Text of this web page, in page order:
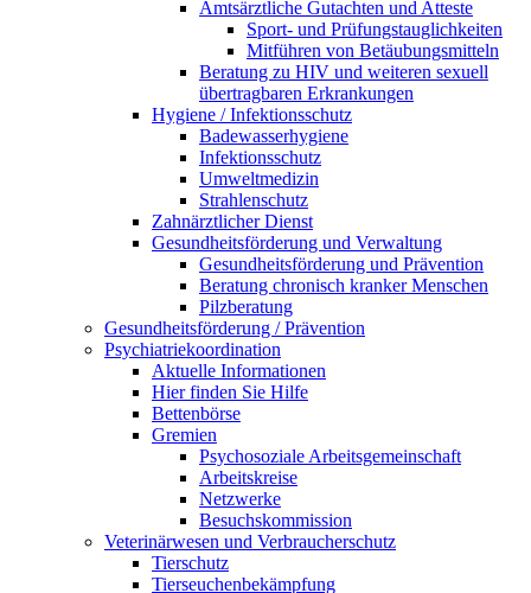
Amtsärztliche Gutachten und Atteste
Sport- und Prüfungstauglichkeiten
Mitführen von Betäubungsmitteln
Beratung zu HIV und weiteren sexuell
übertragbaren Erkrankungen
Hygiene / Infektionsschutz
Badewasserhygiene
Infektionsschutz
Umweltmedizin
Strahlenschutz
Zahnärztlicher Dienst
Gesundheitsförderung und Verwaltung
Gesundheitsförderung und Prävention
Beratung chronisch kranker Menschen
Pilzberatung
Gesundheits­förderung / Prävention
Psychiatriekoordination
Aktuelle Informationen
Hier finden Sie Hilfe
Bettenbörse
Gremien
Psychosoziale Arbeits­gemeinschaft
Arbeitskreise
Netzwerke
Besuchskommission
Veterinärwesen und Verbraucherschutz
Tierschutz
Tierseuchenbekämpfung